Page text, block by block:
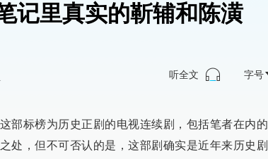
记里真实的靳辅和陈潢
听全文 字号
部标榜为历史正剧的电视连续剧，包括笔者在内的
处，但不可否认的是，这部剧确实是近年来历史剧